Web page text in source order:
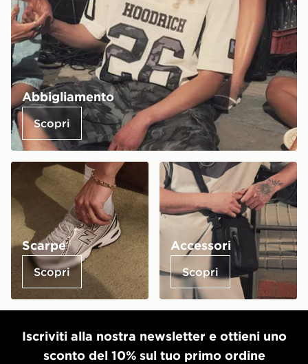
Abbigliamento
Scopri
Scarpe
Scopri
Accessori
Scopri
Iscriviti alla nostra newsletter e ottieni uno
sconto del 10% sul tuo primo ordine